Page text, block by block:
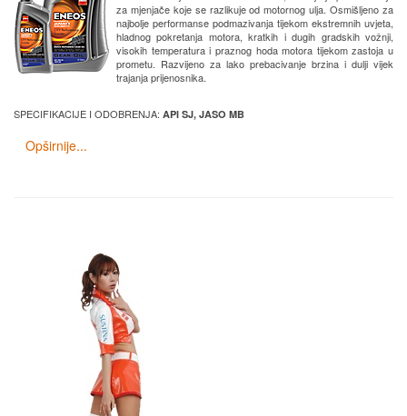
za mjenjače koje se razlikuje od motornog ulja. Osmišljeno za
najbolje performanse podmazivanja tijekom ekstremnih uvjeta,
hladnog pokretanja motora, kratkih i dugih gradskih vožnji,
visokih temperatura i praznog hoda motora tijekom zastoja u
prometu. Razvijeno za lako prebacivanje brzina i dulji vijek
trajanja prijenosnika.
SPECIFIKACIJE I ODOBRENJA: API SJ, JASO MB
Opširnije...